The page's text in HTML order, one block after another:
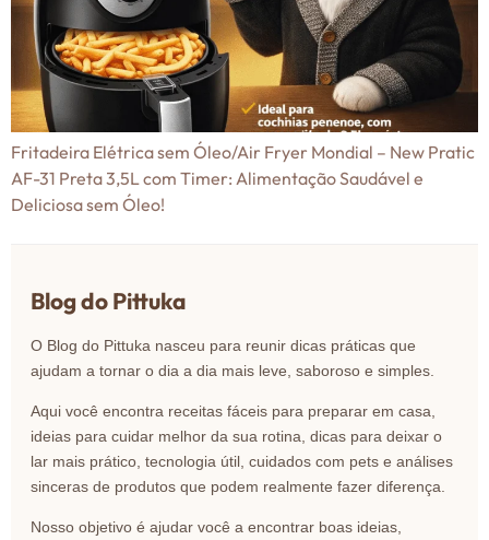
Fritadeira Elétrica sem Óleo/Air Fryer Mondial – New Pratic
AF-31 Preta 3,5L com Timer: Alimentação Saudável e
Deliciosa sem Óleo!
Blog do Pittuka
O Blog do Pittuka nasceu para reunir dicas práticas que
ajudam a tornar o dia a dia mais leve, saboroso e simples.
Aqui você encontra receitas fáceis para preparar em casa,
ideias para cuidar melhor da sua rotina, dicas para deixar o
lar mais prático, tecnologia útil, cuidados com pets e análises
sinceras de produtos que podem realmente fazer diferença.
Nosso objetivo é ajudar você a encontrar boas ideias,